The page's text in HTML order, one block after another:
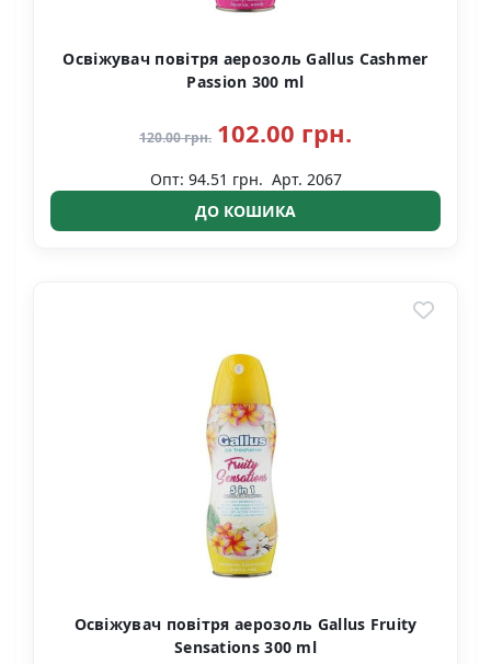
Освіжувач повітря аерозоль Gallus Cashmer
Passion 300 ml
120.00 грн. 102.00 грн.
Опт: 94.51 грн. Арт. 2067
ДО КОШИКА
Освіжувач повітря аерозоль Gallus Fruity
Sensations 300 ml